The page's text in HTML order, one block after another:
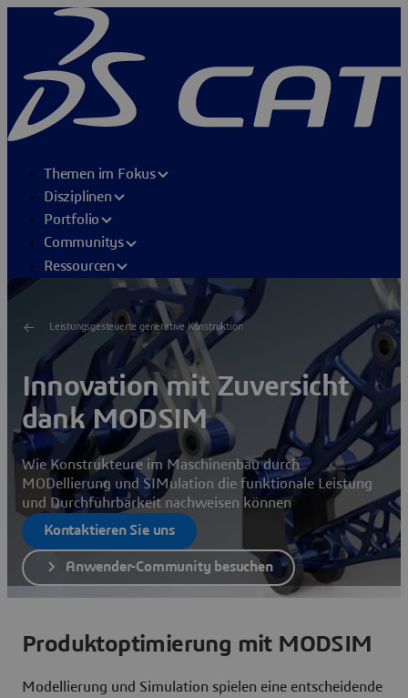
Themen im Fokus
Disziplinen
Portfolio
Communitys
Ressourcen
Leistungsgesteuerte generative Konstruktion
Innovation mit Zuversicht
dank MODSIM
Wie Konstrukteure im Maschinenbau durch
MODellierung und SIMulation die funktionale Leistung
und Durchführbarkeit nachweisen können
Kontaktieren Sie uns
Anwender-Community besuchen
Produktoptimierung mit MODSIM
Modellierung und Simulation spielen eine entscheidende